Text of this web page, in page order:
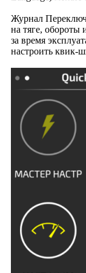
Журнал
на тяге, обороты
за время
настроить квик-